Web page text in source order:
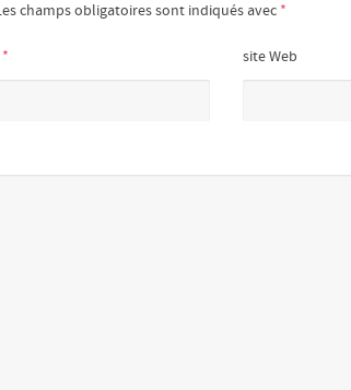
champs obligatoires sont indiqués avec *
* site Web